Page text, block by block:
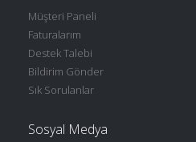
Müşteri Paneli
Faturalarım
Destek Talebi
Bildirim Gönder
Sık Sorulanlar
Sosyal Medya